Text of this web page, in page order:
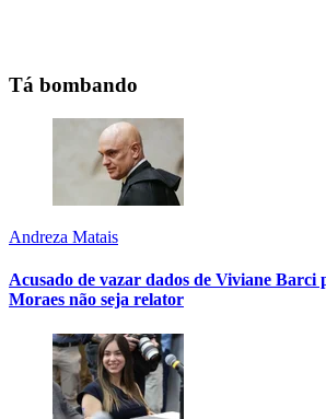
Tá bombando
Andreza Matais
Acusado de vazar dados de Viviane Barci
Moraes não seja relator